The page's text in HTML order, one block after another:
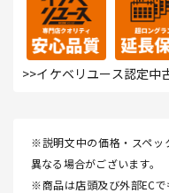
>>イケベリユース認定中
※説明文中の価格・スペッ
異なる場合がございます。
※商品は店頭及び外部EC